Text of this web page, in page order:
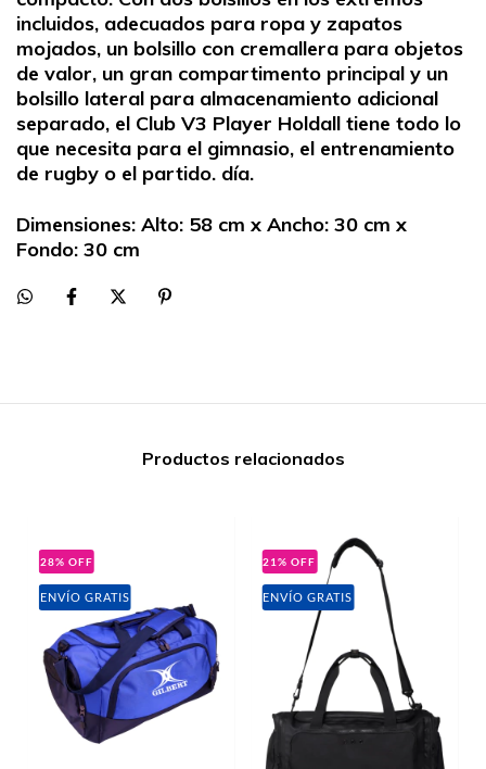
incluidos, adecuados para ropa y zapatos
mojados, un bolsillo con cremallera para objetos
de valor, un gran compartimento principal y un
bolsillo lateral para almacenamiento adicional
separado, el Club V3 Player Holdall tiene todo lo
que necesita para el gimnasio, el entrenamiento
de rugby o el partido. día.
Dimensiones: Alto: 58 cm x Ancho: 30 cm x
Fondo: 30 cm
Productos relacionados
28% OFF
ENVÍO GRATIS
21%OFF
ENVÍO GRATIS